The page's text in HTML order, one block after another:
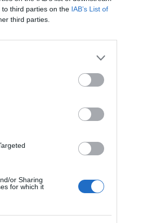
third parties on the IAB’s List of
third parties.
or Sharing
for which it
już 173 mln zł.